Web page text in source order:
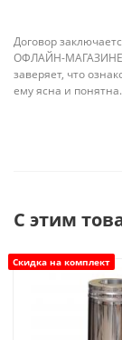
Договор
ОФЛАЙН-МАГАЗИНЕ.
заверяет, что
ему ясна и понятна.
С этим
Скидка на комплект